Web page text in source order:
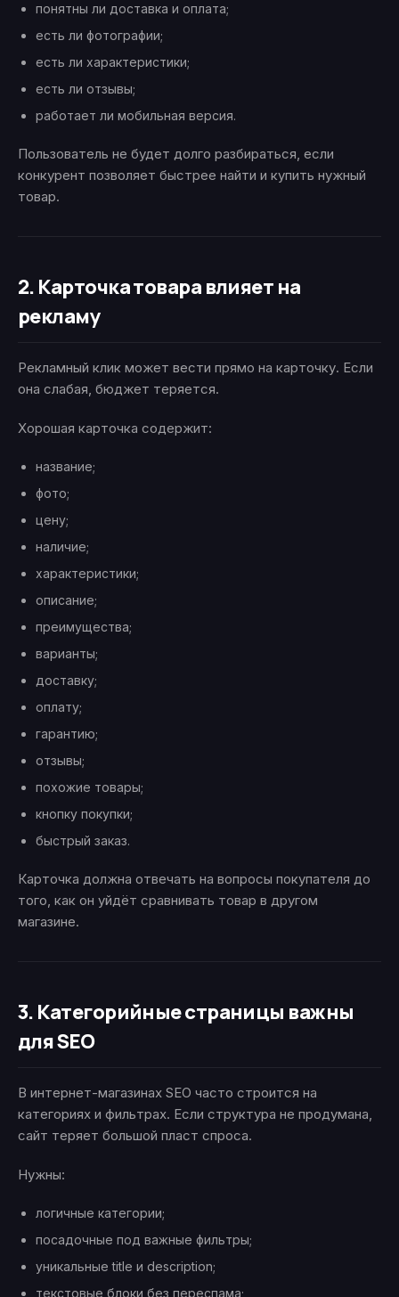
понятны ли доставка и оплата;
есть ли фотографии;
есть ли характеристики;
есть ли отзывы;
работает ли мобильная версия.
Пользователь не будет долго разбираться, если
конкурент позволяет быстрее найти и купить нужный
товар.
2. Карточка товара влияет на
рекламу
Рекламный клик может вести прямо на карточку. Если
она слабая, бюджет теряется.
Хорошая карточка содержит:
название;
фото;
цену;
наличие;
характеристики;
описание;
преимущества;
варианты;
доставку;
оплату;
гарантию;
отзывы;
похожие товары;
кнопку покупки;
быстрый заказ.
Карточка должна отвечать на вопросы покупателя до
того, как он уйдёт сравнивать товар в другом
магазине.
3. Категорийные страницы важны
для SEO
В интернет-магазинах SEO часто строится на
категориях и фильтрах. Если структура не продумана,
сайт теряет большой пласт спроса.
Нужны:
логичные категории;
посадочные под важные фильтры;
уникальные title и description;
текстовые блоки без переспама;